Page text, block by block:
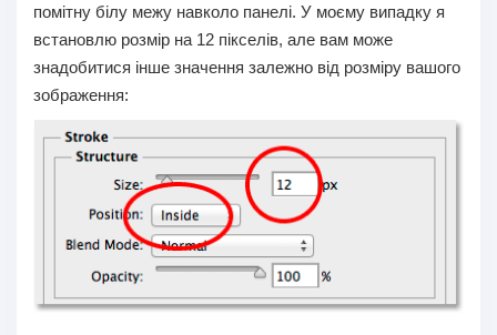
помітну білу межу навколо панелі. У моєму випадку я
встановлю розмір на 12 пікселів, але вам може
знадобитися інше значення залежно від розміру вашого
зображення: